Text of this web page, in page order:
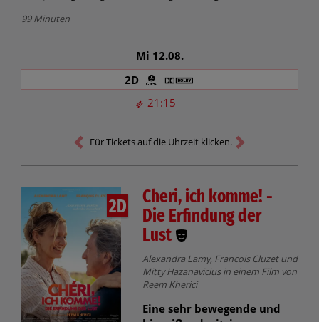
99 Minuten
Mi 12.08.
21:15
2D
Für Tickets auf die Uhrzeit klicken.
2D
Cheri, ich komme! -
Die Erfindung der
Lust
Alexandra Lamy, Francois Cluzet und
Mitty Hazanavicius in einem Film von
Reem Kherici
Eine sehr bewegende und